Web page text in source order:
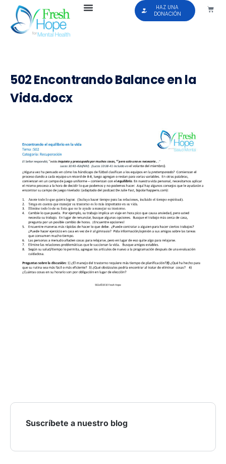
HAZ UNA
DONACIÓN
502 Encontrando Balance en la
Vida.docx
Suscríbete a nuestro blog